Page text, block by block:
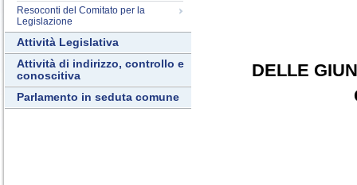
Resoconti del Comitato per la
Legislazione
Attività Legislativa
Attività di indirizzo, controllo e
conoscitiva
Parlamento in seduta comune
DELLE